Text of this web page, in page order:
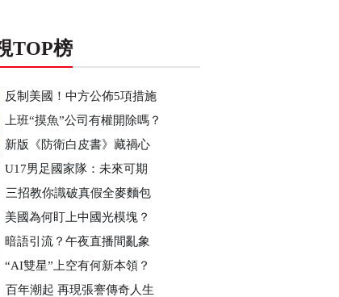
TOP榜
反制美國！中方公佈5項措施
上班“摸魚”公司有權開除嗎？
新版《防衛白皮書》藏禍心
U17男足國家隊：未來可期
三招教你識破真假全麥麵包
美國為何盯上中國光模塊？
暗語引流？午夜直播間亂象
“AI雙星”上空有何新本領？
百年潮起 再現張謇傳奇人生